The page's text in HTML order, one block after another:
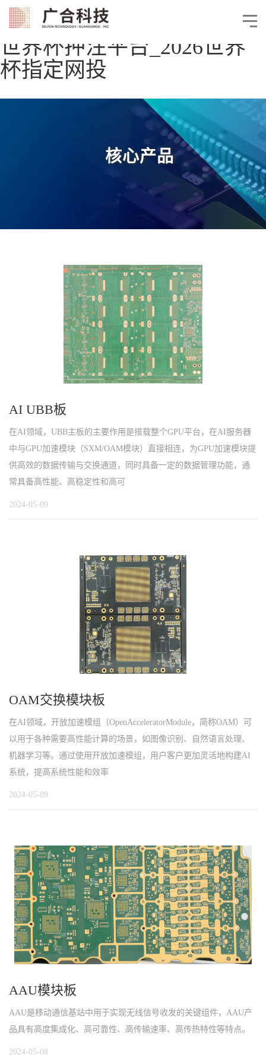
世界杯押注平台_2026世界
杯指定网投
核心产品
AI UBB板
在AI领域，UBB主板的主要作用是搭载整个GPU平台，在AI服务器
中与GPU加速模块（SXM/OAM模块）直接相连，为GPU加速模块提
供高效的数据传输与交换通道，同时具备一定的数据管理功能，通
常具备高性能、高稳定性和高可
2024-05-09
OAM交换模块板
在AI领域，开放加速模组（OpenAcceleratorModule，简称OAM）可
以用于各种需要高性能计算的场景，如图像识别、自然语言处理、
机器学习等。通过使用开放加速模组，用户客户更加灵活地构建AI
系统，提高系统性能和效率
2024-05-09
AAU模块板
AAU是移动通信基站中用于实现无线信号收发的关键组件，AAU产
品具有高度集成化、高可靠性、高传输速率、高传热特性等特点。
2024-05-08